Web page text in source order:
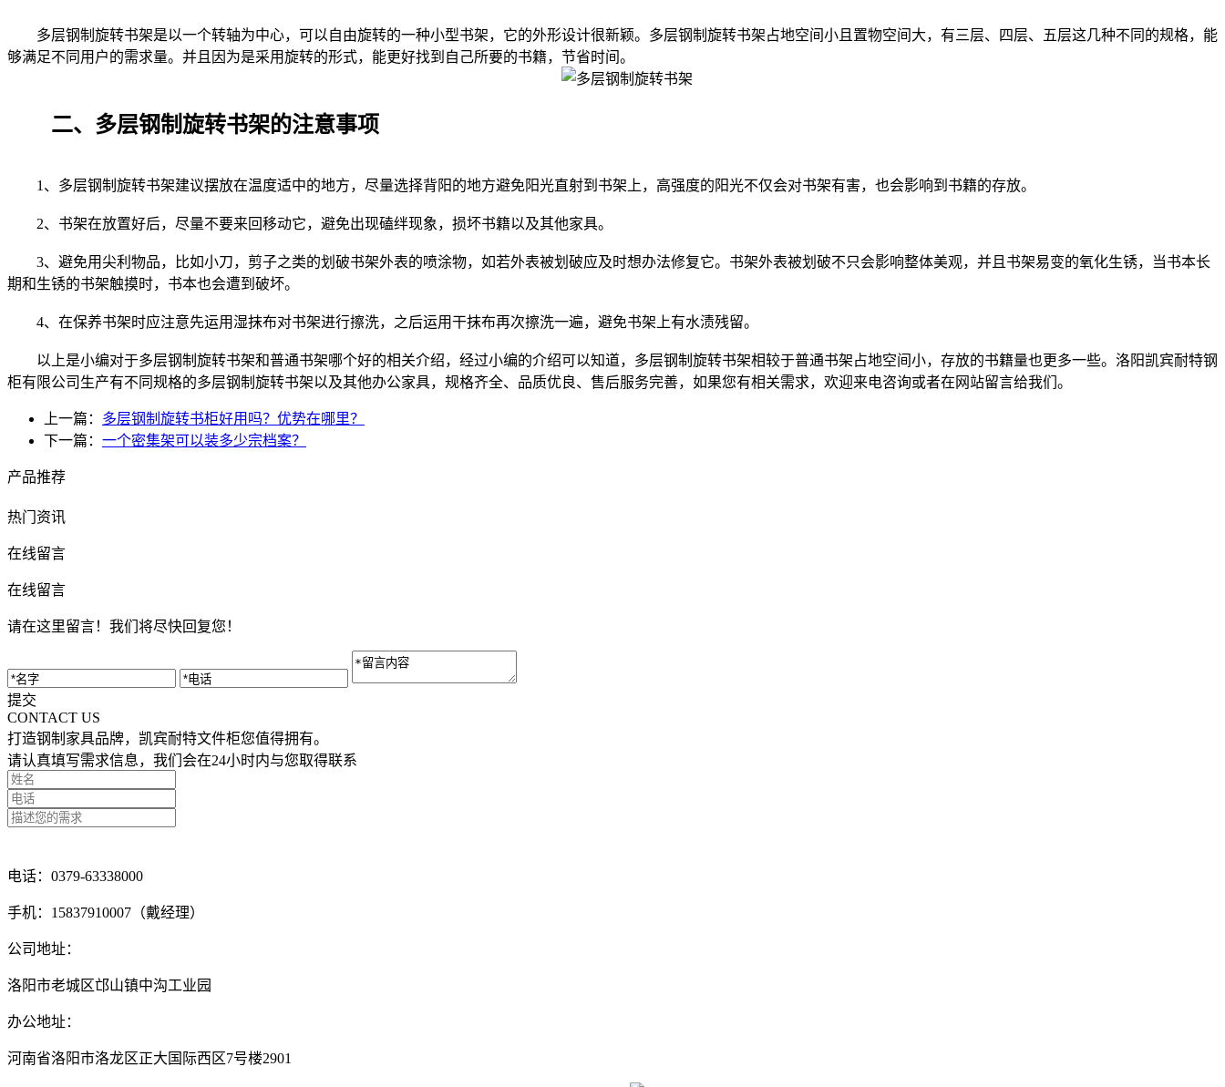
多层钢制旋转书架是以一个转轴为中心，可以自由旋转的一种小型书架，它的外形设计很新颖。多层钢制旋转书架占地空间小且置物空间大，有三层、四层、五层这几种不同的规格，能
够满足不同用户的需求量。并且因为是采用旋转的形式，能更好找到自己所要的书籍，节省时间。
二、多层钢制旋转书架的注意事项
1、多层钢制旋转书架建议摆放在温度适中的地方，尽量选择背阳的地方避免阳光直射到书架上，高强度的阳光不仅会对书架有害，也会影响到书籍的存放。
2、书架在放置好后，尽量不要来回移动它，避免出现磕绊现象，损坏书籍以及其他家具。
3、避免用尖利物品，比如小刀，剪子之类的划破书架外表的喷涂物，如若外表被划破应及时想办法修复它。书架外表被划破不只会影响整体美观，并且书架易变的氧化生锈，当书本长
期和生锈的书架触摸时，书本也会遭到破坏。
4、在保养书架时应注意先运用湿抹布对书架进行擦洗，之后运用干抹布再次擦洗一遍，避免书架上有水渍残留。
以上是小编对于多层钢制旋转书架和普通书架哪个好的相关介绍，经过小编的介绍可以知道，多层钢制旋转书架相较于普通书架占地空间小，存放的书籍量也更多一些。洛阳凯宾耐特钢
柜有限公司生产有不同规格的多层钢制旋转书架以及其他办公家具，规格齐全、品质优良、售后服务完善，如果您有相关需求，欢迎来电咨询或者在网站留言给我们。
上一篇： 多层钢制旋转书柜好用吗？优势在哪里？
下一篇： 一个密集架可以装多少宗档案？
产品推荐
热门资讯
在线留言
在线留言
请在这里留言！我们将尽快回复您！
提交
CONTACT US
打造钢制家具品牌，凯宾耐特文件柜您值得拥有。
请认真填写需求信息，我们会在24小时内与您取得联系
电话：0379-63338000
手机：15837910007（戴经理）
公司地址：
洛阳市老城区邙山镇中沟工业园
办公地址：
河南省洛阳市洛龙区正大国际西区7号楼2901